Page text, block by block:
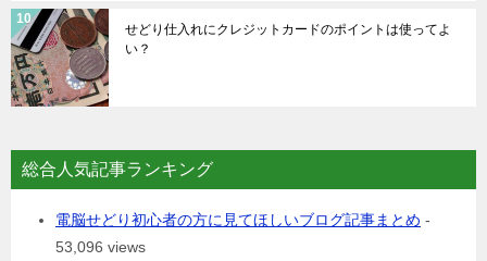
せどり仕入れにクレジットカードのポイントは使ってよ
い？
総合人気記事ランキング
電脳せどり初心者の方に見てほしいブログ記事まとめ -
53,096 views